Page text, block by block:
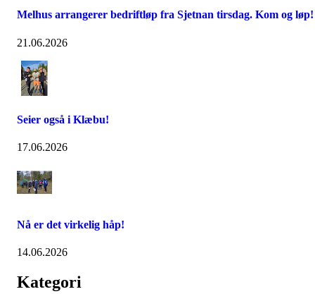
Melhus arrangerer bedriftløp fra Sjetnan tirsdag. Kom og løp!
21.06.2026
Seier også i Klæbu!
17.06.2026
Nå er det virkelig håp!
14.06.2026
Kategori